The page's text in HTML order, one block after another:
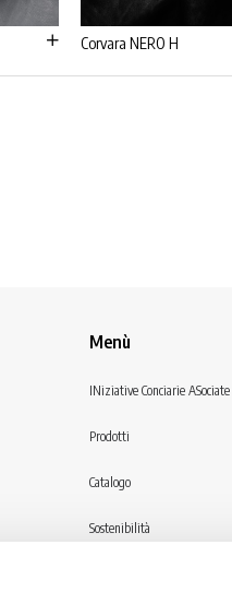
Menù
INiziative Conciarie ASociate
Prodotti
Catalogo
Sostenibilità